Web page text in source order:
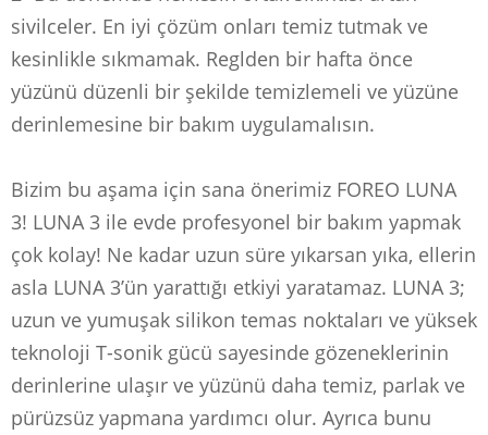
sivilceler. En iyi çözüm onları temiz tutmak ve
kesinlikle sıkmamak. Reglden bir hafta önce
yüzünü düzenli bir şekilde temizlemeli ve yüzüne
derinlemesine bir bakım uygulamalısın.
Bizim bu aşama için sana önerimiz FOREO LUNA
3! LUNA 3 ile evde profesyonel bir bakım yapmak
çok kolay! Ne kadar uzun süre yıkarsan yıka, ellerin
asla LUNA 3’ün yarattığı etkiyi yaratamaz. LUNA 3;
uzun ve yumuşak silikon temas noktaları ve yüksek
teknoloji T-sonik gücü sayesinde gözeneklerinin
derinlerine ulaşır ve yüzünü daha temiz, parlak ve
pürüzsüz yapmana yardımcı olur. Ayrıca bunu